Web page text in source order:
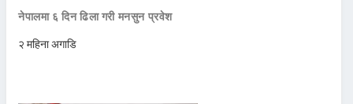
नेपालमा ६ दिन ढिला गरी मनसुन प्रवेश
२ महिना अगाडि